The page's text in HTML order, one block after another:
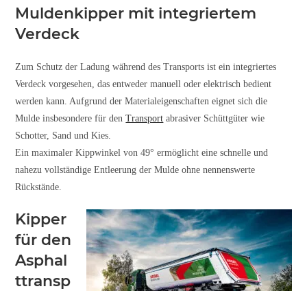
Muldenkipper mit integriertem
Verdeck
Zum Schutz der Ladung während des Transports ist ein integriertes
Verdeck vorgesehen, das entweder manuell oder elektrisch bedient
werden kann. Aufgrund der Materialeigenschaften eignet sich die
Mulde insbesondere für denTransport abrasiver Schüttgüter wie
Schotter, Sand und Kies.
Ein maximaler Kippwinkel von 49° ermöglicht eine schnelle und
nahezu vollständige Entleerung der Mulde ohne nennenswerte
Rückstände.
Kipper
für den
Asphal
ttransp